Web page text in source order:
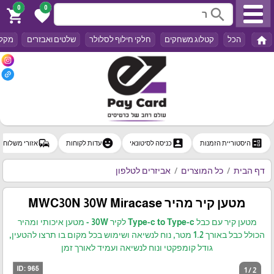
search
0
favorite
0
shopping_cart
home הכל קטלוג משחקים חלקי חילוף לסלולר שלטים ואבזרים
ballot היסטוריית הזמנות account_boxכניסה לסיטונאי emoji_emotionsעדות לקוחות commuteאזורי משלוח
דף הבית כל המוצרים אביזרים לטלפון
מטען קיר מהיר MWC30N 30W Miracase
מטען קיר עם כבל Type-c to Type-c לקיר 30W - מטען איכותי ומהיר
הכולל כבל באורך 1.2 מטר, נוח לנשיאה ושימוש בכל מקום בו תרצו להטעין,
גודל קומפקטי ונוח לנשיאה ועמיד לאורך זמן
1 / 2